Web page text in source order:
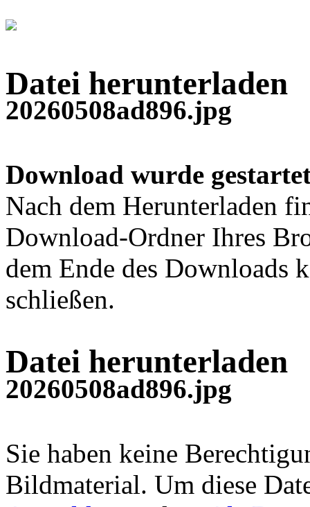
Datei herunterladen
20260508ad896.jpg
Download wurde
Nach dem Herunterladen
Download-Ordner Ihres
dem Ende des Downloads
schließen.
Datei herunterladen
20260508ad896.jpg
Sie haben keine
Bildmaterial. Um diese